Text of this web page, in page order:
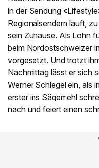
in der Sendung
Regionalsendern läuft,
sein Zuhause. Als Lohn
beim Nordostschweizer
vorgesetzt. Und trotzt
Nachmittag lässt er sich
Werner Schlegel ein, als
erster ins Sägemehl
nach und feiert einen